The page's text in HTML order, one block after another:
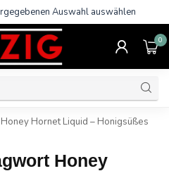
Auswahl auswählen
0
Honey Hornet Liquid – Honigsüßes
Honey